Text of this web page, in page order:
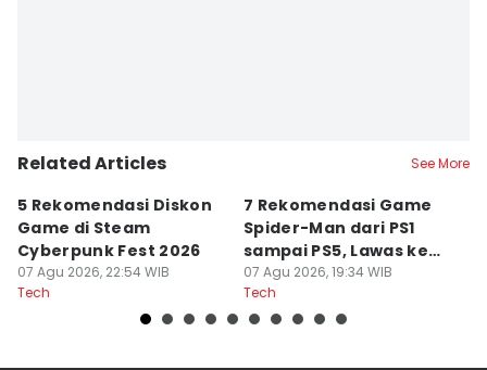
Related Articles See More
5 Rekomendasi Diskon
Game di Steam
Cyberpunk Fest 2026
07 Agu 2026, 22:54 WIB
Tech
7 Rekomendasi Game
Spider-Man dari PS1
sampai PS5, Lawas ke
Modern
07 Agu 2026, 19:34 WIB
Tech